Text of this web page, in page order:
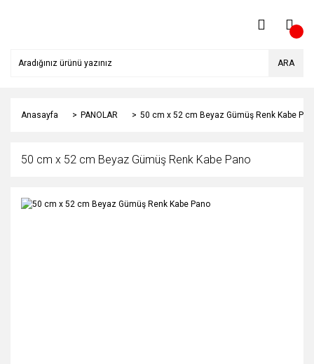
ARA
Anasayfa PANOLAR 50 cm x 52 cm Beyaz Gümüş Renk Kabe
50 cm x 52 cm Beyaz Gümüş Renk Kabe Pano